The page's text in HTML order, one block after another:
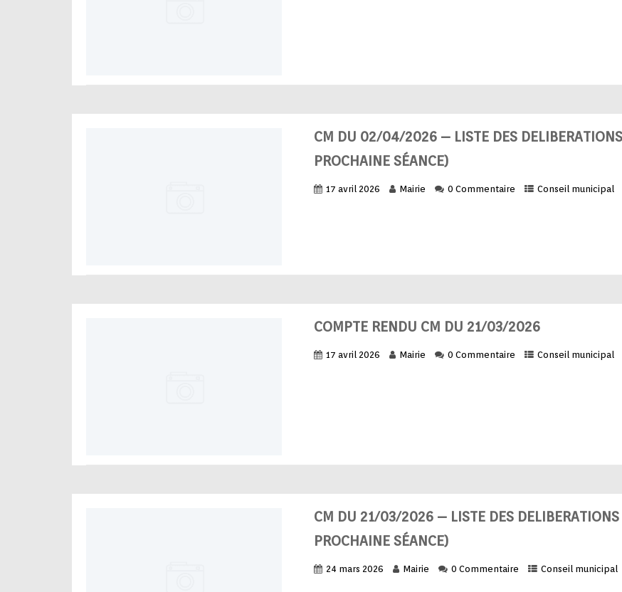
CM DU 02/04/2026 – LISTE DES
PROCHAINE SÉANCE)
17 avril 2026 Mairie 0 Commentaire Conseil municipal
COMPTE RENDU CM DU 21/03/2026
17 avril 2026 Mairie 0 Commentaire Conseil municipal
CM DU 21/03/2026 – LISTE DES
PROCHAINE SÉANCE)
24 mars 2026 Mairie 0 Commentaire Conseil municipal